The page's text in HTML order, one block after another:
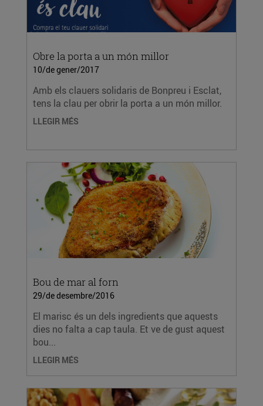
Obre la porta a un món millor
10/de gener/2017
Amb els clauers solidaris de Bonpreu i Esclat,
tens la clau per obrir la porta a un món millor.
LLEGIR MÉS
Bou de mar al forn
29/de desembre/2016
El marisc és un dels ingredients que aquests
dies no falta a cap taula. Et ve de gust aquest
bou...
LLEGIR MÉS